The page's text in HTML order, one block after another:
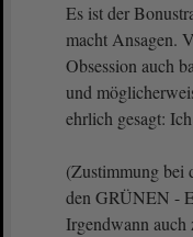
Es ist der
macht Ansagen.
Obsession auch
und
ehrlich gesagt:
(Zustimmung bei
den GRÜNEN -
Irgendwann